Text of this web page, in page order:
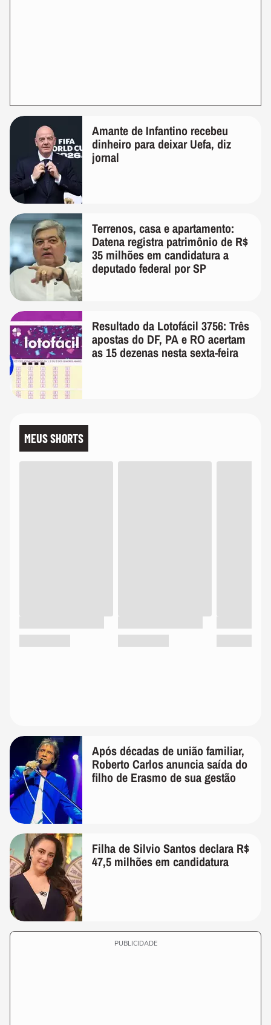
Amante de Infantino recebeu
dinheiro para deixar Uefa, diz
jornal
Terrenos, casa e apartamento:
Datena registra patrimônio de R$
35 milhões em candidatura a
deputado federal por SP
Resultado da Lotofácil 3756: Três
apostas do DF, PA e RO acertam
as 15 dezenas nesta sexta-feira
MEUS SHORTS
Após décadas de união familiar,
Roberto Carlos anuncia saída do
filho de Erasmo de sua gestão
Filha de Silvio Santos declara R$
47,5 milhões em candidatura
PUBLICIDADE